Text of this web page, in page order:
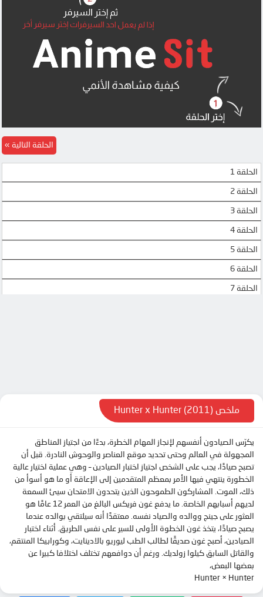
الحلقة 1
الحلقة 2
الحلقة 3
الحلقة 4
الحلقة 5
الحلقة 6
الحلقة 7
الحلقة 14
الحلقة 15
الحلقة 16
الحلقة 17
الحلقة 18
الحلقة 19
الحلقة 20
الحلقة 21
الحلقة 22
الحلقة التالية
ملخص Hunter x Hunter (2011)
يكرّس الصيادون أنفسهم لإنجاز المهام الخطرة، بدءًا من اجتياز المناطق
المجهولة في العالم وحتى تحديد موقع العناصر والوحوش النادرة. قبل أن
تصبح صيادًا، يجب على الشخص اجتياز اختبار الصيادين – وهي عملية اختيار عالية
الخطورة ينتهي فيها الأمر بمعظم المتقدمين إلى الإعاقة أو ما هو أسوأ من
ذلك، الموت. المشاركون الطموحون الذين يتحدون الامتحان سيئ السمعة
لديهم أسبابهم الخاصة. ما يدفع غون فريكس البالغ من العمر 12 عامًا هو
العثور على جينج ووالده والصياد نفسه. معتقدًا أنه سيلتقي بوالده عندما
يصبح صيادًا، يتخذ غون الخطوة الأولى للسير على نفس الطريق. أثناء اختبار
الصيادين، أصبح غون صديقًا لطالب الطب ليوريو بالادينايت، وكورابيكا المنتقم،
والقاتل السابق كيلوا زولديك. ورغم أن دوافعهم تختلف اختلافا كبيرا عن
بعضها البعض،
Hunter × Hunter